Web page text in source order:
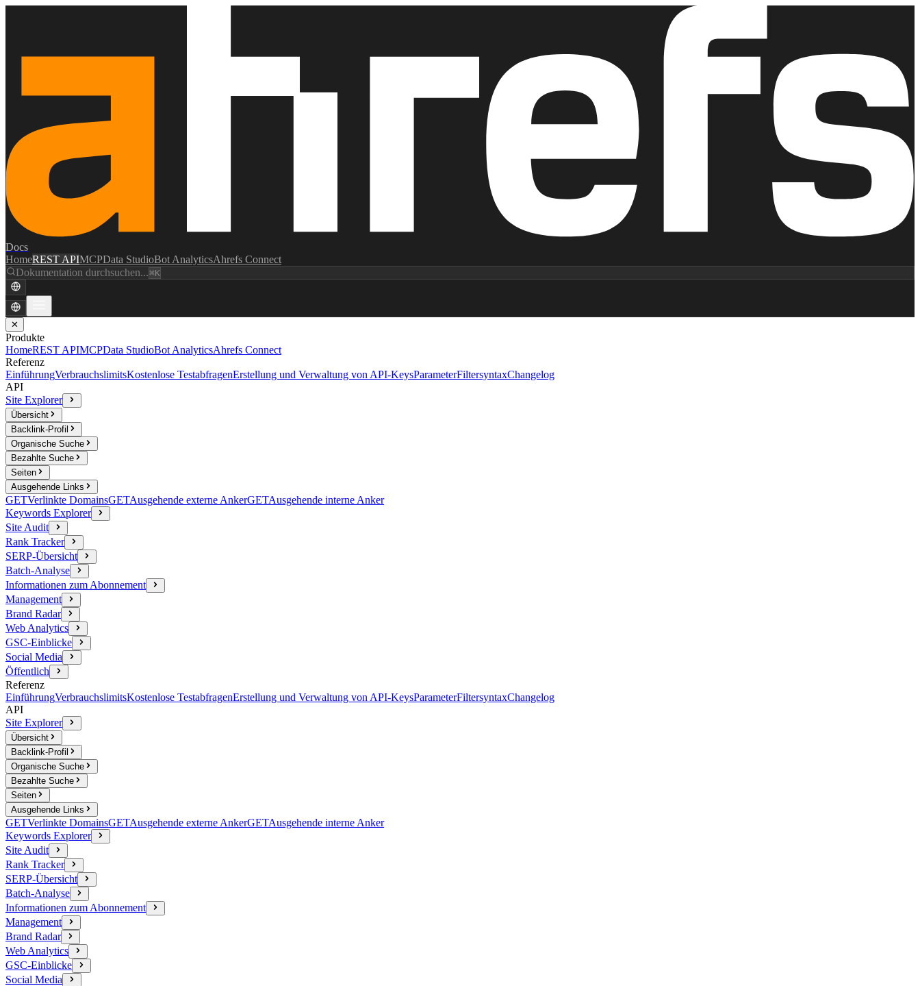
Docs
HomeREST APIMCPData StudioBot AnalyticsAhrefs Connect
Dokumentation durchsuchen...⌘K
✕
Produkte
HomeREST APIMCPData StudioBot AnalyticsAhrefs Connect
Referenz
EinführungVerbrauchslimitsKostenlose TestabfragenErstellung und Verwaltung von API-KeysParameterFiltersyntaxChangelog
API
Site Explorer
Übersicht
Backlink-Profil
Organische Suche
Bezahlte Suche
Seiten
Ausgehende Links
GETVerlinkte DomainsGETAusgehende externe AnkerGETAusgehende interne Anker
Keywords Explorer
Site Audit
Rank Tracker
SERP-Übersicht
Batch-Analyse
Informationen zum Abonnement
Management
Brand Radar
Web Analytics
GSC-Einblicke
Social Media
Öffentlich
Referenz
EinführungVerbrauchslimitsKostenlose TestabfragenErstellung und Verwaltung von API-KeysParameterFiltersyntaxChangelog
API
Site Explorer
Übersicht
Backlink-Profil
Organische Suche
Bezahlte Suche
Seiten
Ausgehende Links
GETVerlinkte DomainsGETAusgehende externe AnkerGETAusgehende interne Anker
Keywords Explorer
Site Audit
Rank Tracker
SERP-Übersicht
Batch-Analyse
Informationen zum Abonnement
Management
Brand Radar
Web Analytics
GSC-Einblicke
Social Media